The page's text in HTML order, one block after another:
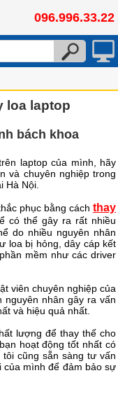
096.996.33.22
loa laptop
bách khoa
laptop của mình, hãy
và chuyên nghiệp trong
Hà Nội.
phục bằng cách thay
có thể gây ra rất nhiều
do nhiều nguyên nhân
loa bị hỏng, dây cáp kết
mềm như các driver
viên chuyên nghiệp của
nguyên nhân gây ra vấn
và hiệu quả nhất.
lượng để thay thế cho
hoạt động tốt nhất có
cũng sẵn sàng tư vấn
mình để đảm bảo sự